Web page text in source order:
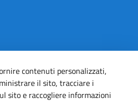
YoutubeLinkedin
contenuti personalizzati,
il sito, tracciare i
sito e raccogliere informazioni